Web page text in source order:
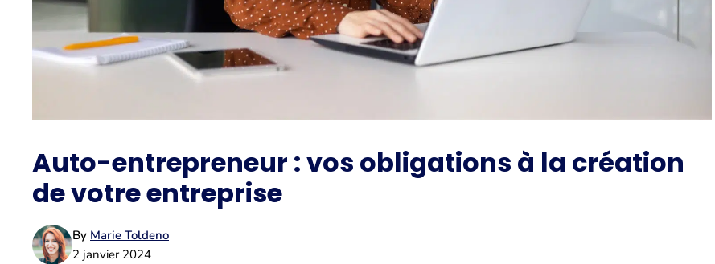
Auto-entrepreneur : vos obligations à la création
de votre entreprise
By Marie Toldeno
2 janvier 2024